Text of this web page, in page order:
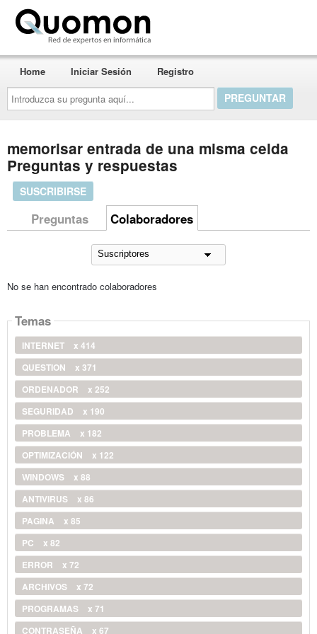
Introduzca
su
pregunta
aquí...
Home Iniciar Sesión Registro
memorisar entrada de una misma celda
Preguntas y respuestas
SUSCRIBIRSE
Preguntas Colaboradores
No se han encontrado colaboradores
Temas
INTERNET
x 414
QUESTION
x 371
ORDENADOR
x 252
SEGURIDAD
x 190
PROBLEMA
x 182
OPTIMIZACIÓN
x 122
WINDOWS
x 88
ANTIVIRUS
x 86
PAGINA
x 85
PC
x 82
ERROR
x 72
ARCHIVOS
x 72
PROGRAMAS
x 71
CONTRASEÑA
x 67